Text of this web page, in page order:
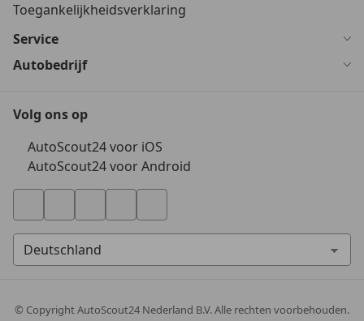
Toegankelijkheidsverklaring
Service
Autobedrijf
Volg ons op
AutoScout24 voor iOS
AutoScout24 voor Android
© CopyrightAutoScout24 Nederland B.V. Alle rechten voorbehouden.